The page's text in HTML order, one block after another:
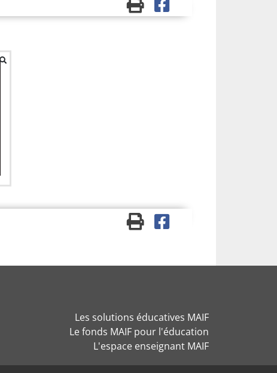
Les solutions éducatives MAIF
Le fonds MAIF pour l'éducation
L'espace enseignant MAIF